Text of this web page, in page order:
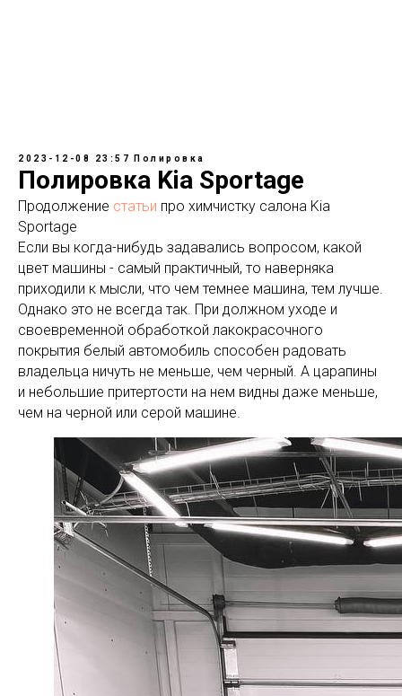
2023-12-08 23:57 Полировка
Полировка Kia Sportage
Продолжение статьи про химчистку салона Kia
Sportage
Если вы когда-нибудь задавались вопросом, какой
цвет машины - самый практичный, то наверняка
приходили к мысли, что чем темнее машина, тем лучше.
Однако это не всегда так. При должном уходе и
своевременной обработкой лакокрасочного
покрытия белый автомобиль способен радовать
владельца ничуть не меньше, чем черный. А царапины
и небольшие притертости на нем видны даже меньше,
чем на черной или серой машине.